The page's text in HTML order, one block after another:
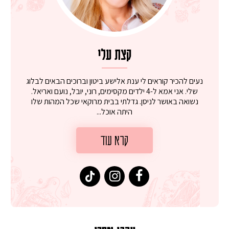
קצת עלי
נעים להכיר קוראים לי ענת אלישע ביטון וברוכים הבאים לבלוג
שלי. אני אמא ל-4 ילדים מקסימים, רוני, יובל, נועם ואריאל.
נשואה באושר לניסן. גדלתי בבית מרוקאי שכל המהות שלו
היתה אוכל...
קרא עוד